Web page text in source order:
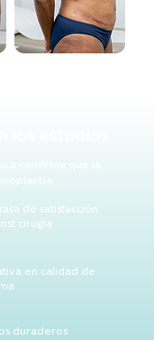
de satisfacción
cirugía
en calidad de
duraderos